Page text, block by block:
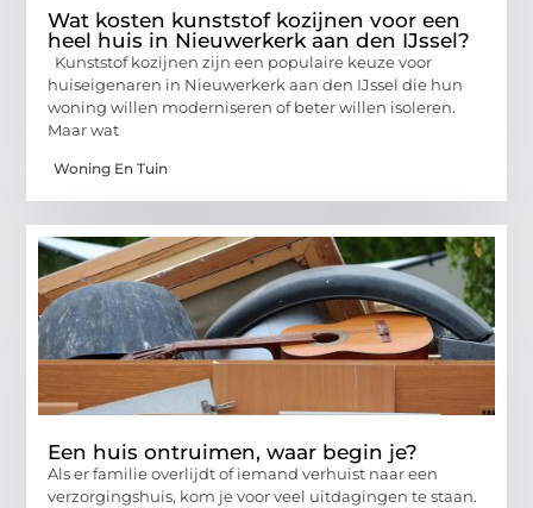
Wat kosten kunststof kozijnen voor een
heel huis in Nieuwerkerk aan den IJssel?
Kunststof kozijnen zijn een populaire keuze voor
huiseigenaren in Nieuwerkerk aan den IJssel die hun
woning willen moderniseren of beter willen isoleren.
Maar wat
Woning En Tuin
Een huis ontruimen, waar begin je?
Als er familie overlijdt of iemand verhuist naar een
verzorgingshuis, kom je voor veel uitdagingen te staan.